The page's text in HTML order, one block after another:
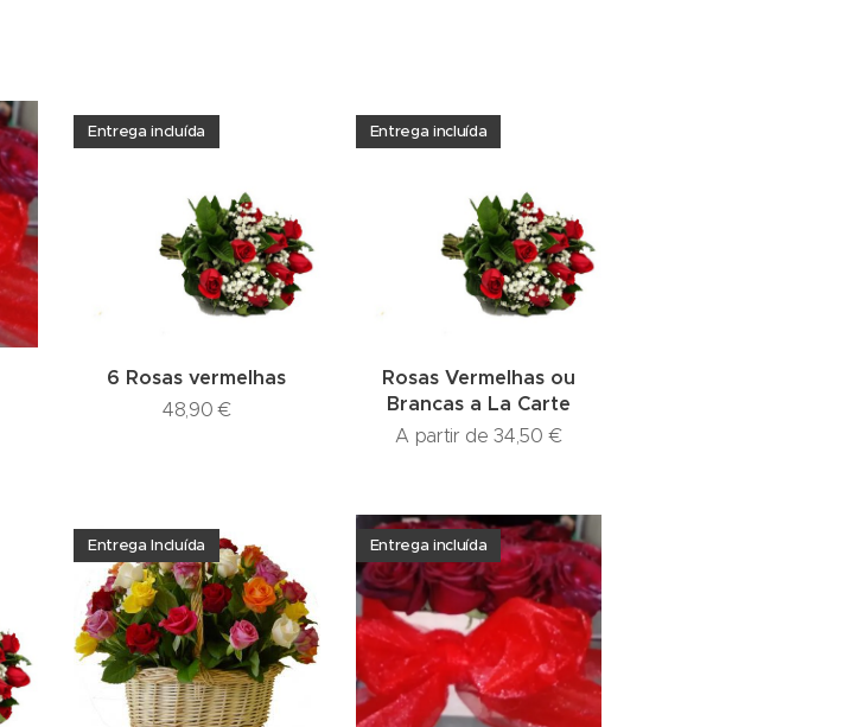
6 Rosas vermelhas
Entrega incluída
48,90 €
Rosas Vermelhas ou
Brancas a La Carte
Entrega incluída
A partir de34,50 €
Entrega Incluída Entrega incluída